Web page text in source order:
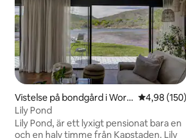
Vistelse på bondgård i Worc
ester
4,98 av 5 i
4,98 (150)
Lily Pond
Lily Pond, är ett lyxigt pensionat bara en
och en halv timme från Kapstaden. Lily